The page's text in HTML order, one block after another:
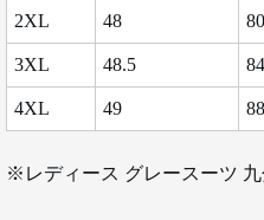
2XL 48 80
3XL 48.5 84
4XL 49 88
※レディース グレースーツ